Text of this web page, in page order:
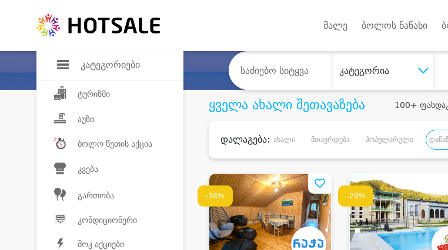
კატეგორიები
ტურიზმი
აუზი
ბოლო წუთის აქცია
კვება
გართობა
კონდიციონერი
შოკ აქციები
მალე ბოლოს ნანახი
კატეგორია
ყველა ახალი შეთავაზება 100+
დალაგება: ახალი მთავრდება პოპულარული
-38% -29%